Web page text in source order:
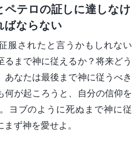
ペテロの証しに達しなけ
ばならない
服されたと言うかもしれない
るまで神に従えるか？将来どう
あなたは最後まで神に従うべき
何が起ころうと、自分の信仰を
ヨブのように死ぬまで神に従
ず神を愛せよ。